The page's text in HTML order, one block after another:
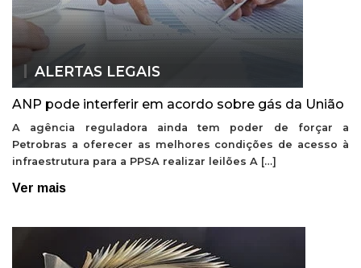
ALERTAS LEGAIS
ANP pode interferir em acordo sobre gás da União
A agência reguladora ainda tem poder de forçar a
Petrobras a oferecer as melhores condições de acesso à
infraestrutura para a PPSA realizar leilões A […]
Ver mais